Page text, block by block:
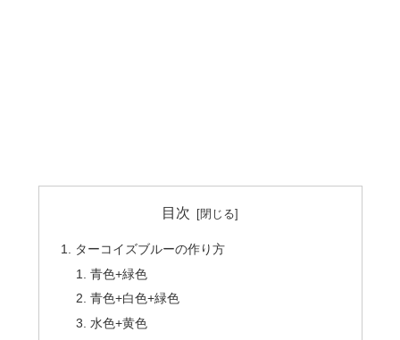
目次
ターコイズブルーの作り方
青色+緑色
青色+白色+緑色
水色+黄色